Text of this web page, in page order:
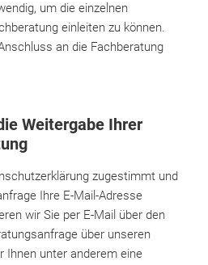
um die einzelnen
einleiten zu können.
an die Fachberatung
Weitergabe Ihrer
zugestimmt und
Ihre E-Mail-Adresse
wir Sie per E-Mail über den
über unseren
Ihnen unter anderem eine